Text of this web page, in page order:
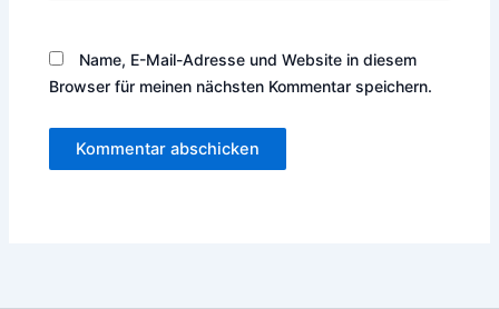
Name, E-Mail-Adresse und Website in diesem
Browser für meinen nächsten Kommentar speichern.